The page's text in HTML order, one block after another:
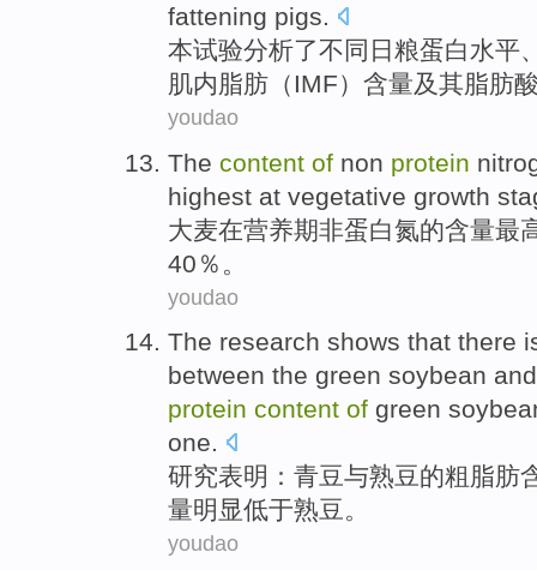
fattening pigs.
本试验分析了不同日粮蛋白水平
肌内脂肪 （ IMF） 含量及其脂肪
youdao
The content of non protein
highest at vegetative growth
大麦在营养期非蛋白氮的含量最
40％。
youdao
The research shows that there
between the green soybean and
protein content of green
one.
研究表明 ：青豆与熟豆的粗 脂肪
量明显低于熟豆。
youdao